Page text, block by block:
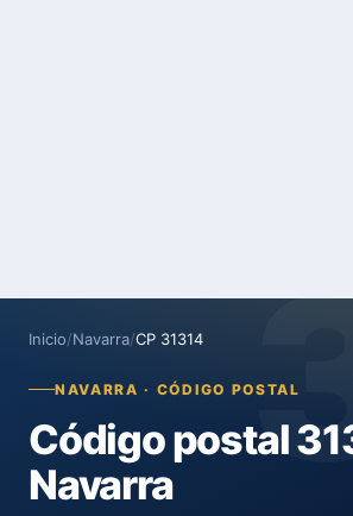
Inicio/Navarra/CP 31314
NAVARRA · CÓDIGO POSTAL
Código postal
Navarra